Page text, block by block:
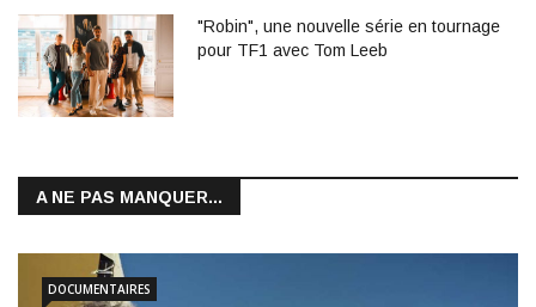
"Robin", une nouvelle série en tournage
pour TF1 avec Tom Leeb
A NE PAS MANQUER...
DOCUMENTAIRES